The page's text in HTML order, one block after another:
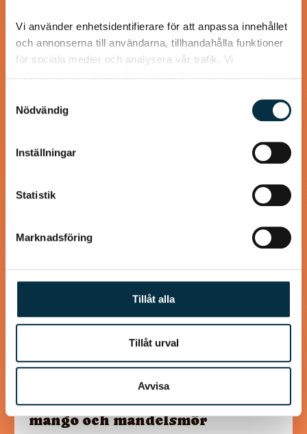
Vi använder enhetsidentifierare för att anpassa innehållet
och annonserna till användarna, tillhandahålla funktioner
för sociala medier och analysera vår trafik. Vi
annons- och analysföretag som vi samarbetar med.
Dessa kan i sin tur kombinera informationen med annan
information som du har tillhandahållit eller som de har
samlat in när du har använt deras tjänster.
Nödvändig
Inställningar
Statistik
Marknadsföring
Tillåt alla
Tillåt urval
Avvisa
Paleo: Kycklinggryta med
mango och mandelsmör